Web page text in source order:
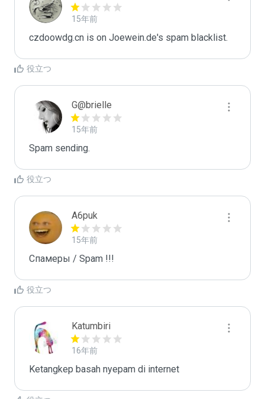
15年前
czdoowdg.cn is on Joewein.de's spam blacklist.
役立つ
G@brielle
15年前
Spam sending.
役立つ
A6puk
15年前
Спамеры / Spam !!!
役立つ
Katumbiri
16年前
Ketangkep basah nyepam di internet